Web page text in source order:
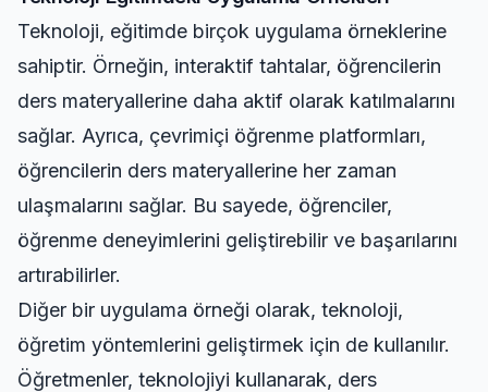
Teknoloji, eğitimde birçok uygulama örneklerine
sahiptir. Örneğin, interaktif tahtalar, öğrencilerin
ders materyallerine daha aktif olarak katılmalarını
sağlar. Ayrıca, çevrimiçi öğrenme platformları,
öğrencilerin ders materyallerine her zaman
ulaşmalarını sağlar. Bu sayede, öğrenciler,
öğrenme deneyimlerini geliştirebilir ve başarılarını
artırabilirler.
Diğer bir uygulama örneği olarak, teknoloji,
öğretim yöntemlerini geliştirmek için de kullanılır.
Öğretmenler, teknolojiyi kullanarak, ders